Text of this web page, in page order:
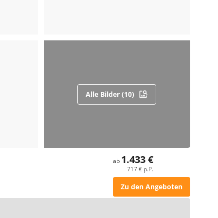
Alle Bilder (10)
ab 1.433 €
717 € p.P.
Zu den Angeboten